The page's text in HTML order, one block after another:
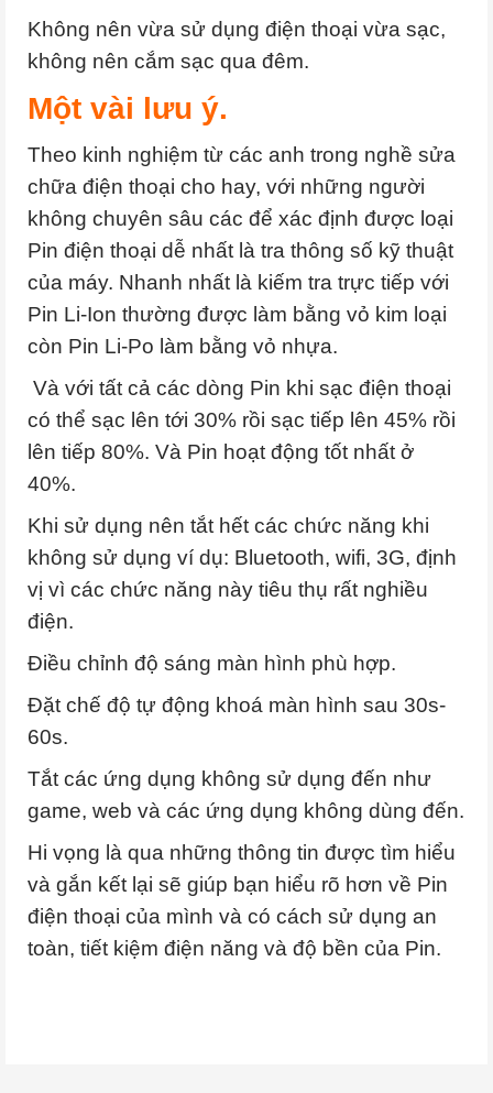
Không nên vừa sử dụng điện thoại vừa sạc,
không nên cắm sạc qua đêm.
Một vài lưu ý.
Theo kinh nghiệm từ các anh trong nghề sửa
chữa điện thoại cho hay, với những người
không chuyên sâu các để xác định được loại
Pin điện thoại dễ nhất là tra thông số kỹ thuật
của máy. Nhanh nhất là kiếm tra trực tiếp với
Pin Li-Ion thường được làm bằng vỏ kim loại
còn Pin Li-Po làm bằng vỏ nhựa.
Và với tất cả các dòng Pin khi sạc điện thoại
có thể sạc lên tới 30% rồi sạc tiếp lên 45% rồi
lên tiếp 80%. Và Pin hoạt động tốt nhất ở
40%.
Khi sử dụng nên tắt hết các chức năng khi
không sử dụng ví dụ: Bluetooth, wifi, 3G, định
vị vì các chức năng này tiêu thụ rất nghiều
điện.
Điều chỉnh độ sáng màn hình phù hợp.
Đặt chế độ tự động khoá màn hình sau 30s-
60s.
Tắt các ứng dụng không sử dụng đến như
game, web và các ứng dụng không dùng đến.
Hi vọng là qua những thông tin được tìm hiểu
và gắn kết lại sẽ giúp bạn hiểu rõ hơn về Pin
điện thoại của mình và có cách sử dụng an
toàn, tiết kiệm điện năng và độ bền của Pin.